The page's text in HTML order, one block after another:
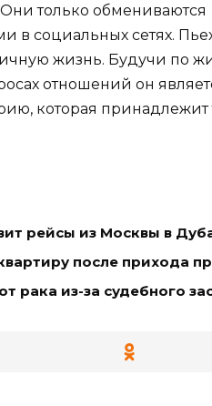
только обмениваются
в социальных сетях.
жизнь. Будучи по
отношений он
которая принадлежит
рейсы из Москвы в
после прихода
рака из-за судебного